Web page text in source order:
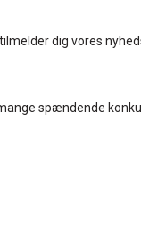
dig vores
spændende